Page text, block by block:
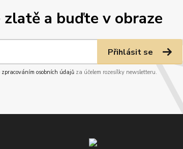
a buďte v obraze
Přihlásit se
zpracováním osobních údajůza účelem rozesílky newsletteru.